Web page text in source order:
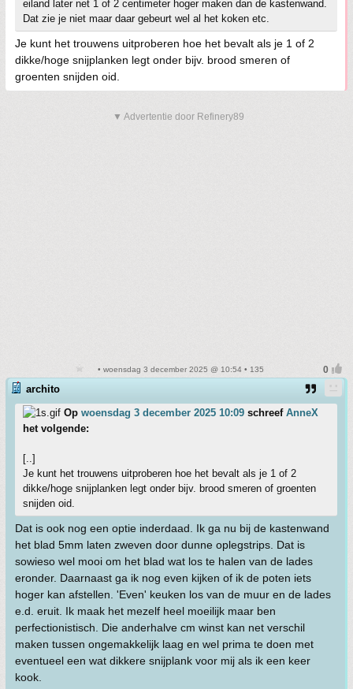
eiland later net 1 of 2 centimeter hoger maken dan de kastenwand.
Dat zie je niet maar daar gebeurt wel al het koken etc.
Je kunt het trouwens uitproberen hoe het bevalt als je 1 of 2
dikke/hoge snijplanken legt onder bijv. brood smeren of
groenten snijden oid.
▼ Advertentie door Refinery89
• woensdag 3 december 2025 @ 10:54 • 135
archito
Op woensdag 3 december 2025 10:09 schreef AnneX
het volgende:
[..]
Je kunt het trouwens uitproberen hoe het bevalt als je 1 of 2
dikke/hoge snijplanken legt onder bijv. brood smeren of groenten
snijden oid.
Dat is ook nog een optie inderdaad. Ik ga nu bij de kastenwand
het blad 5mm laten zweven door dunne oplegstrips. Dat is
sowieso wel mooi om het blad wat los te halen van de lades
eronder. Daarnaast ga ik nog even kijken of ik de poten iets
hoger kan afstellen. 'Even' keuken los van de muur en de lades
e.d. eruit. Ik maak het mezelf heel moeilijk maar ben
perfectionistisch. Die anderhalve cm winst kan net verschil
maken tussen ongemakkelijk laag en wel prima te doen met
eventueel een wat dikkere snijplank voor mij als ik een keer
kook.